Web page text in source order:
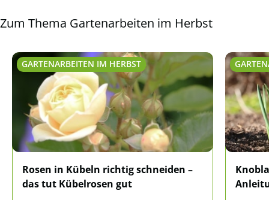
Zum Thema Gartenarbeiten im Herbst
GARTENARBEITEN IM HERBST
Rosen in Kübeln richtig schneiden –
das tut Kübelrosen gut